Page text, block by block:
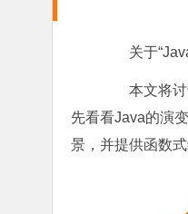
关于“Java
本文将讨论
先看看Java的演
景，并提供函数